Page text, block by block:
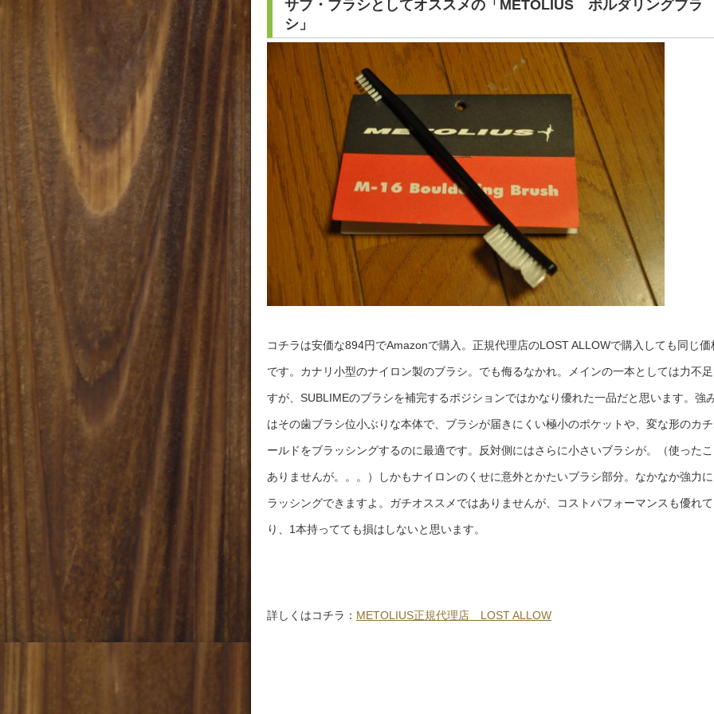
サブ・ブラシとしてオススメの「METOLIUS ボルダリングブラ
シ」
コチラは安価な894円でAmazonで購入。正規代理店のLOST ALLOWで購入しても同じ価
です。カナリ小型のナイロン製のブラシ。でも侮るなかれ。メインの一本としては力不
すが、SUBLIMEのブラシを補完するポジションではかなり優れた一品だと思います。強
はその歯ブラシ位小ぶりな本体で、ブラシが届きにくい極小のポケットや、変な形のカ
ールドをブラッシングするのに最適です。反対側にはさらに小さいブラシが。（使った
ありませんが。。。）しかもナイロンのくせに意外とかたいブラシ部分。なかなか強力
ラッシングできますよ。ガチオススメではありませんが、コストパフォーマンスも優れ
り、1本持ってても損はしないと思います。
詳しくはコチラ： METOLIUS正規代理店 LOST ALLOW